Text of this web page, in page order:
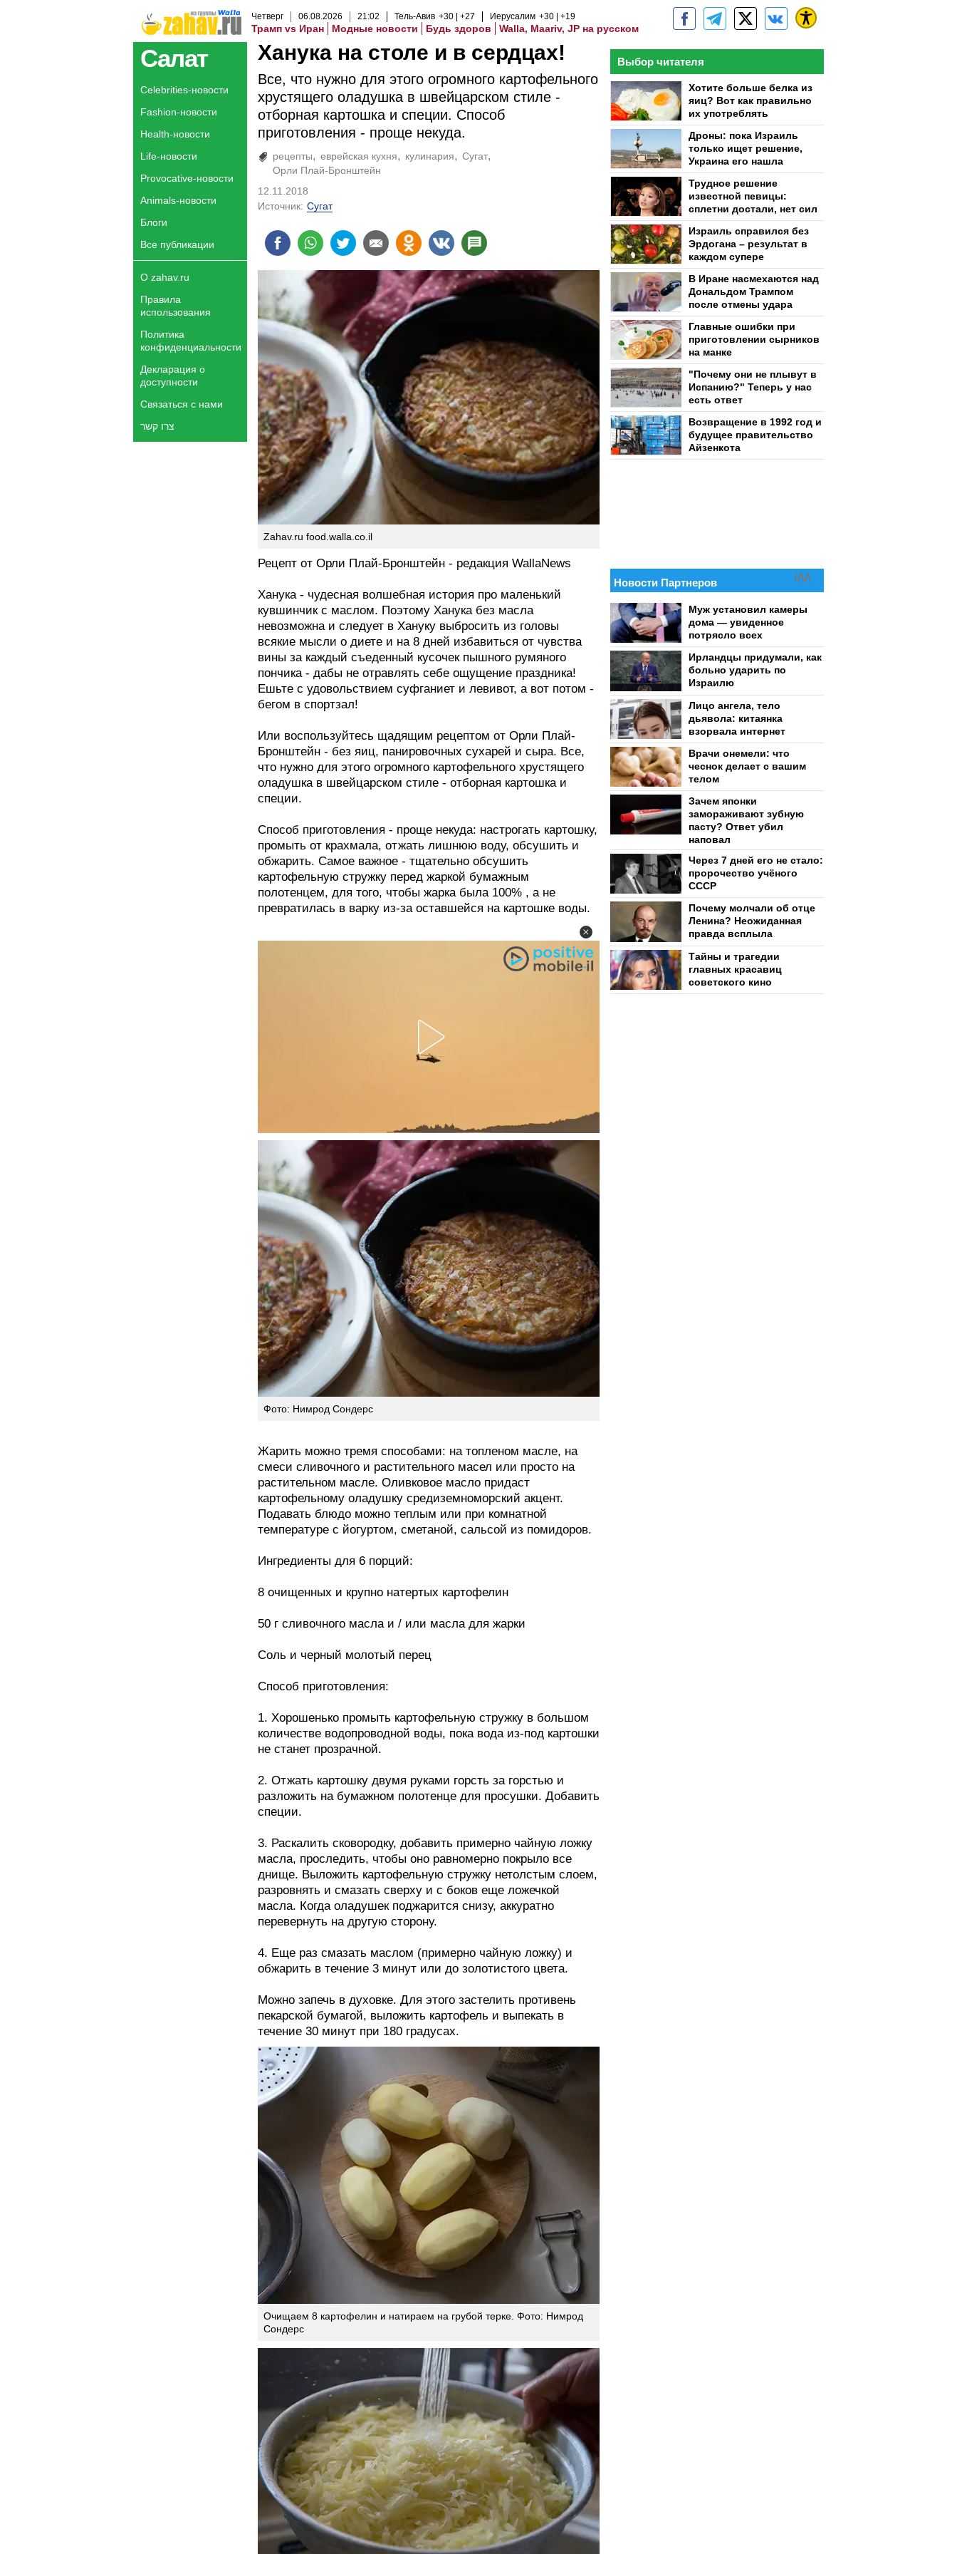
Четверг 06.08.2026 21:02 Тель-Авив +30 +27 Иерусалим +30 +19
Трамп vs Иран Модные новости Будь здоров Walla, Maariv, JP на русском
Салат
Celebrities-новости
Fashion-новости
Health-новости
Life-новости
Provocative-новости
Animals-новости
Блоги
Все публикации
О zahav.ru
Правила
использования
Политика
конфиденциальности
Декларация о
доступности
Связаться с нами
צרו קשר
Ханука на столе и в сердцах!
Все, что нужно для этого огромного картофельного
хрустящего оладушка в швейцарском стиле -
отборная картошка и специи. Способ
приготовления - проще некуда.
рецепты еврейская кухня кулинария
Сугат
Орли Плай-Бронштейн
12.11.2018
Источник: Сугат
Zahav.ru food.walla.co.il
Рецепт от Орли Плай-Бронштейн - редакция WallaNews
Ханука - чудесная волшебная история про маленький
кувшинчик с маслом. Поэтому Ханука без масла
невозможна и следует в Хануку выбросить из головы
всякие мысли о диете и на 8 дней избавиться от чувства
вины за каждый съеденный кусочек пышного румяного
пончика - дабы не отравлять себе ощущение праздника!
Ешьте с удовольствием суфганиет и левивот, а вот потом -
бегом в спортзал!
Или воспользуйтесь щадящим рецептом от Орли Плай-
Бронштейн - без яиц, панировочных сухарей и сыра. Все,
что нужно для этого огромного картофельного хрустящего
оладушка в швейцарском стиле - отборная картошка и
специи.
Способ приготовления - проще некуда: настрогать картошку,
промыть от крахмала, отжать лишнюю воду, обсушить и
обжарить. Самое важное - тщательно обсушить
картофельную стружку перед жаркой бумажным
полотенцем, для того, чтобы жарка была 100% , а не
превратилась в варку из-за оставшейся на картошке воды.
Фото: Нимрод Сондерс
Жарить можно тремя способами: на топленом масле, на
смеси сливочного и растительного масел или просто на
растительном масле. Оливковое масло придаст
картофельному оладушку средиземноморский акцент.
Подавать блюдо можно теплым или при комнатной
температуре с йогуртом, сметаной, сальсой из помидоров.
Ингредиенты для 6 порций:
8 очищенных и крупно натертых картофелин
50 г сливочного масла и / или масла для жарки
Соль и черный молотый перец
Способ приготовления:
1. Хорошенько промыть картофельную стружку в большом
количестве водопроводной воды, пока вода из-под картошки
не станет прозрачной.
2. Отжать картошку двумя руками горсть за горстью и
разложить на бумажном полотенце для просушки. Добавить
специи.
3. Раскалить сковородку, добавить примерно чайную ложку
масла, проследить, чтобы оно равномерно покрыло все
днище. Выложить картофельную стружку нетолстым слоем,
разровнять и смазать сверху и с боков еще ложечкой
масла. Когда оладушек поджарится снизу, аккуратно
перевернуть на другую сторону.
4. Еще раз смазать маслом (примерно чайную ложку) и
обжарить в течение 3 минут или до золотистого цвета.
Можно запечь в духовке. Для этого застелить противень
пекарской бумагой, выложить картофель и выпекать в
течение 30 минут при 180 градусах.
Очищаем 8 картофелин и натираем на грубой терке. Фото: Нимрод
Сондерс
Выбор читателя
Хотите больше белка из
яиц? Вот как правильно
их употреблять
Дроны: пока Израиль
только ищет решение,
Украина его нашла
Трудное решение
известной певицы:
сплетни достали, нет сил
Израиль справился без
Эрдогана – результат в
каждом супере
В Иране насмехаются над
Дональдом Трампом
после отмены удара
Главные ошибки при
приготовлении сырников
на манке
"Почему они не плывут в
Испанию?" Теперь у нас
есть ответ
Возвращение в 1992 год и
будущее правительство
Айзенкота